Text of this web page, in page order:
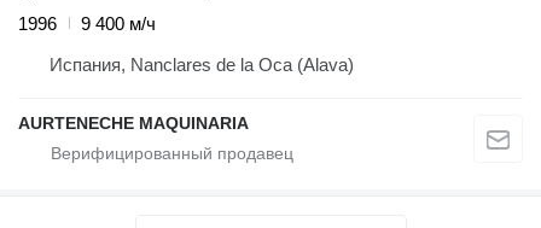
1996
9 400 м/ч
Испания, Nanclares de la Oca (Alava)
AURTENECHE MAQUINARIA